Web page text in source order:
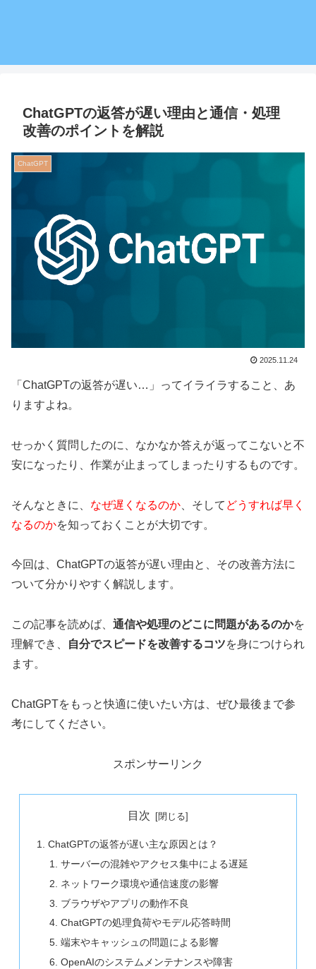
ChatGPTの返答が遅い理由と通信・処理
改善のポイントを解説
ChatGPT
2025.11.24
「ChatGPTの返答が遅い…」ってイライラすること、あ
りますよね。
せっかく質問したのに、なかなか答えが返ってこないと不
安になったり、作業が止まってしまったりするものです。
そんなときに、 なぜ遅くなるのか 、そして どうすれば早く
なるのかを知っておくことが大切です。
今回は、ChatGPTの返答が遅い理由と、その改善方法に
ついて分かりやすく解説します。
この記事を読めば、 通信や処理のどこに問題があるのかを
理解でき、
自分でスピードを改善するコツを身につけられ
ます。
ChatGPTをもっと快適に使いたい方は、ぜひ最後まで参
考にしてください。
スポンサーリンク
目次
ChatGPTの返答が遅い主な原因とは？
サーバーの混雑やアクセス集中による遅延
ネットワーク環境や通信速度の影響
ブラウザやアプリの動作不良
ChatGPTの処理負荷やモデル応答時間
端末やキャッシュの問題による影響
OpenAIのシステムメンテナンスや障害